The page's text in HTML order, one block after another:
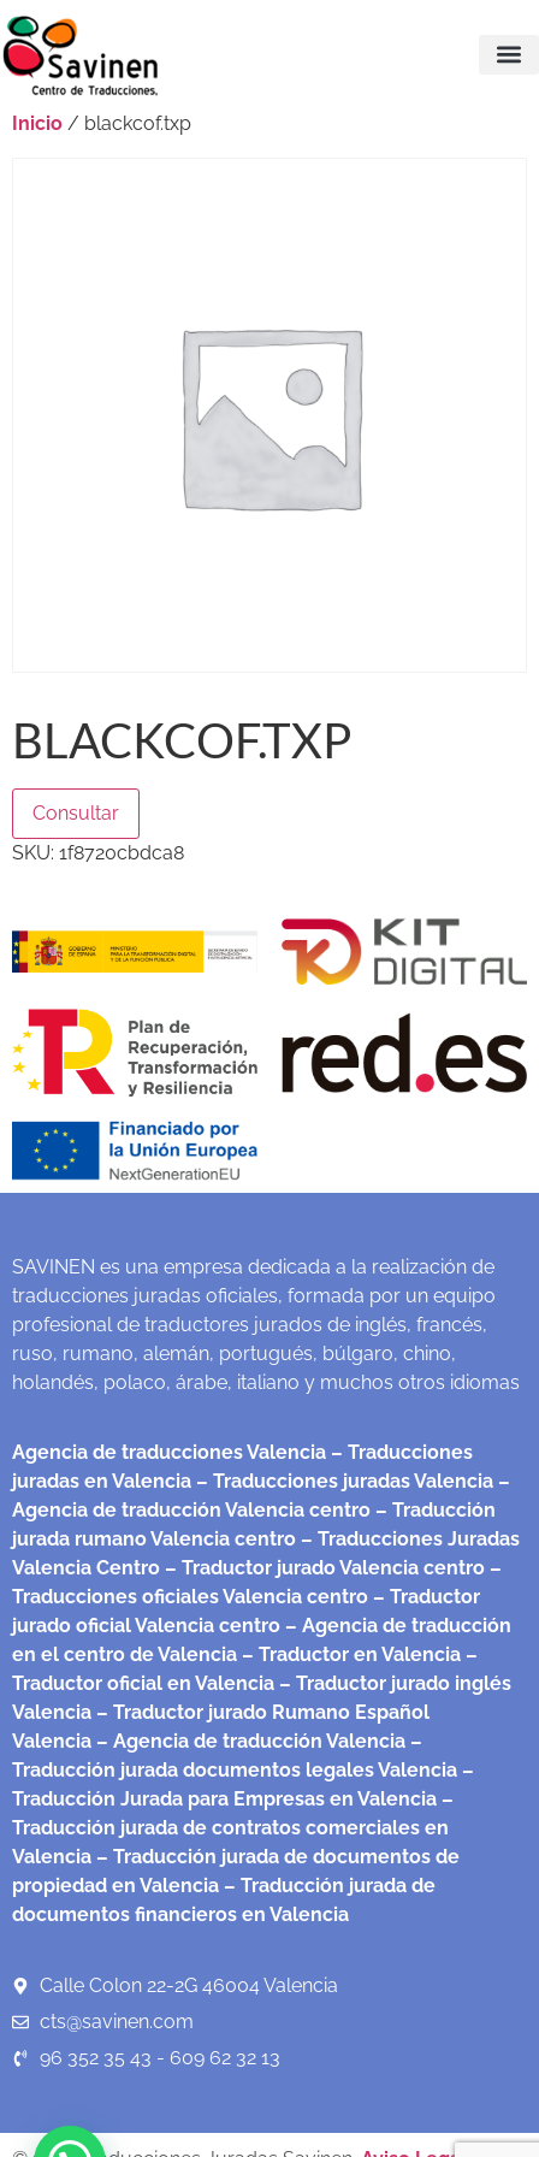
Inicio / blackcof.txp
BLACKCOF.TXP
Consultar
SKU: 1f8720cbdca8
SAVINEN es una empresa dedicada a la realización de
traducciones juradas oficiales, formada por un equipo
profesional de traductores jurados de inglés, francés,
ruso, rumano, alemán, portugués, búlgaro, chino,
holandés, polaco, árabe, italiano y muchos otros idiomas
Agencia de traducciones Valencia – Traducciones
juradas en Valencia – Traducciones juradas Valencia –
Agencia de traducción Valencia centro – Traducción
jurada rumano Valencia centro – Traducciones Juradas
Valencia Centro – Traductor jurado Valencia centro –
Traducciones oficiales Valencia centro – Traductor
jurado oficial Valencia centro – Agencia de traducción
en el centro de Valencia – Traductor en Valencia –
Traductor oficial en Valencia – Traductor jurado inglés
Valencia – Traductor jurado Rumano Español
Valencia – Agencia de traducción Valencia –
Traducción jurada documentos legales Valencia –
Traducción Jurada para Empresas en Valencia –
Traducción jurada de contratos comerciales en
Valencia – Traducción jurada de documentos de
propiedad en Valencia – Traducción jurada de
documentos financieros en Valencia
Calle Colon 22-2G 46004 Valencia
cts@savinen.com
96 352 35 43 - 609 62 32 13